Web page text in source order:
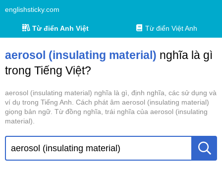
englishsticky.com
Từ điển Anh Việt Từ điển Việt Anh
aerosol (insulating material) nghĩa là gì
trong Tiếng Việt?
aerosol (insulating material) nghĩa là gì, định nghĩa, các sử dụng và
ví dụ trong Tiếng Anh. Cách phát âm aerosol (insulating material)
giọng bản ngữ. Từ đồng nghĩa, trái nghĩa của aerosol (insulating
material).